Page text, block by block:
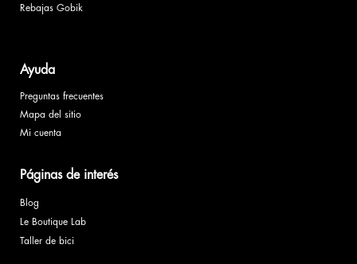
Rebajas Gobik
Ayuda
Preguntas frecuentes
Mapa del sitio
Mi cuenta
Páginas de interés
Blog
Le Boutique Lab
Taller de bici